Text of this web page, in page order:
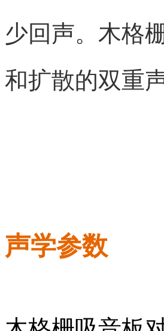
少回声。木格
和扩散的双重
声学参数